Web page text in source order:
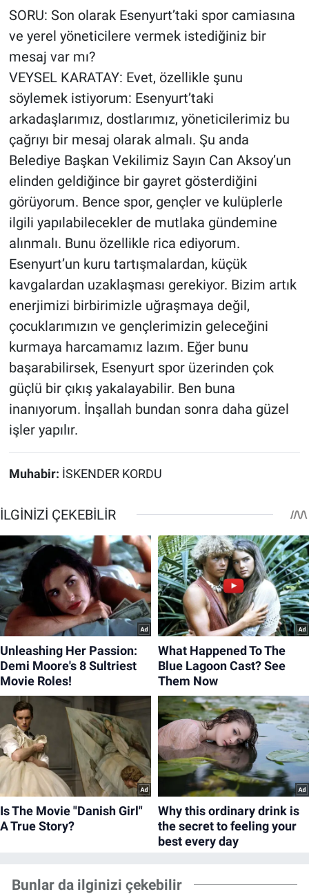
SORU: Son olarak Esenyurt’taki spor camiasına
ve yerel yöneticilere vermek istediğiniz bir
mesaj var mı?
VEYSEL KARATAY: Evet, özellikle şunu
söylemek istiyorum: Esenyurt’taki
arkadaşlarımız, dostlarımız, yöneticilerimiz bu
çağrıyı bir mesaj olarak almalı. Şu anda
Belediye Başkan Vekilimiz Sayın Can Aksoy’un
elinden geldiğince bir gayret gösterdiğini
görüyorum. Bence spor, gençler ve kulüplerle
ilgili yapılabilecekler de mutlaka gündemine
alınmalı. Bunu özellikle rica ediyorum.
Esenyurt’un kuru tartışmalardan, küçük
kavgalardan uzaklaşması gerekiyor. Bizim artık
enerjimizi birbirimizle uğraşmaya değil,
çocuklarımızın ve gençlerimizin geleceğini
kurmaya harcamamız lazım. Eğer bunu
başarabilirsek, Esenyurt spor üzerinden çok
güçlü bir çıkış yakalayabilir. Ben buna
inanıyorum. İnşallah bundan sonra daha güzel
işler yapılır.
Muhabir: İSKENDER KORDU
Bunlar da ilginizi çekebilir